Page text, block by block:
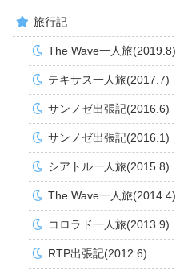
旅行記
The Wave一人旅(2019.8)
テキサス一人旅(2017.7)
サンノゼ出張記(2016.6)
サンノゼ出張記(2016.1)
シアトル一人旅(2015.8)
The Wave一人旅(2014.4)
コロラド一人旅(2013.9)
RTP出張記(2012.6)